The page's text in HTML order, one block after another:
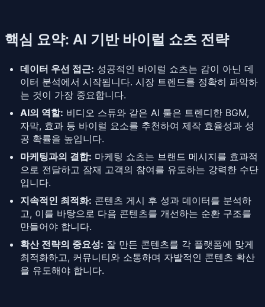
핵심 요약: AI 기반 바이럴 쇼츠 전략
데이터 우선 접근: 성공적인 바이럴 쇼츠는 감이 아닌 데
이터 분석에서 시작됩니다. 시장 트렌드를 정확히 파악하
는 것이 가장 중요합니다.
AI의 역할: 비디오 스튜와 같은 AI 툴은 트렌디한 BGM,
자막, 효과 등 바이럴 요소를 추천하여 제작 효율성과 성
공 확률을 높입니다.
마케팅과의 결합: 마케팅 쇼츠는 브랜드 메시지를 효과적
으로 전달하고 잠재 고객의 참여를 유도하는 강력한 수단
입니다.
지속적인 최적화: 콘텐츠 게시 후 성과 데이터를 분석하
고, 이를 바탕으로 다음 콘텐츠를 개선하는 순환 구조를
만들어야 합니다.
확산 전략의 중요성: 잘 만든 콘텐츠를 각 플랫폼에 맞게
최적화하고, 커뮤니티와 소통하며 자발적인 콘텐츠 확산
을 유도해야 합니다.